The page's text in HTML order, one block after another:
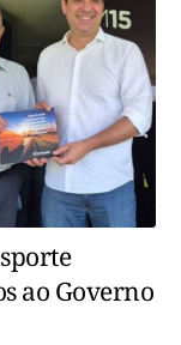
ao Governo